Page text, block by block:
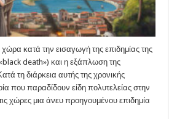
κατά την εισαγωγή της επιδημίας της
death») και η εξάπλωση της
τη διάρκεια αυτής της χρονικής
που παραδίδουν είδη πολυτελείας στην
χώρες μια άνευ προηγουμένου επιδημία